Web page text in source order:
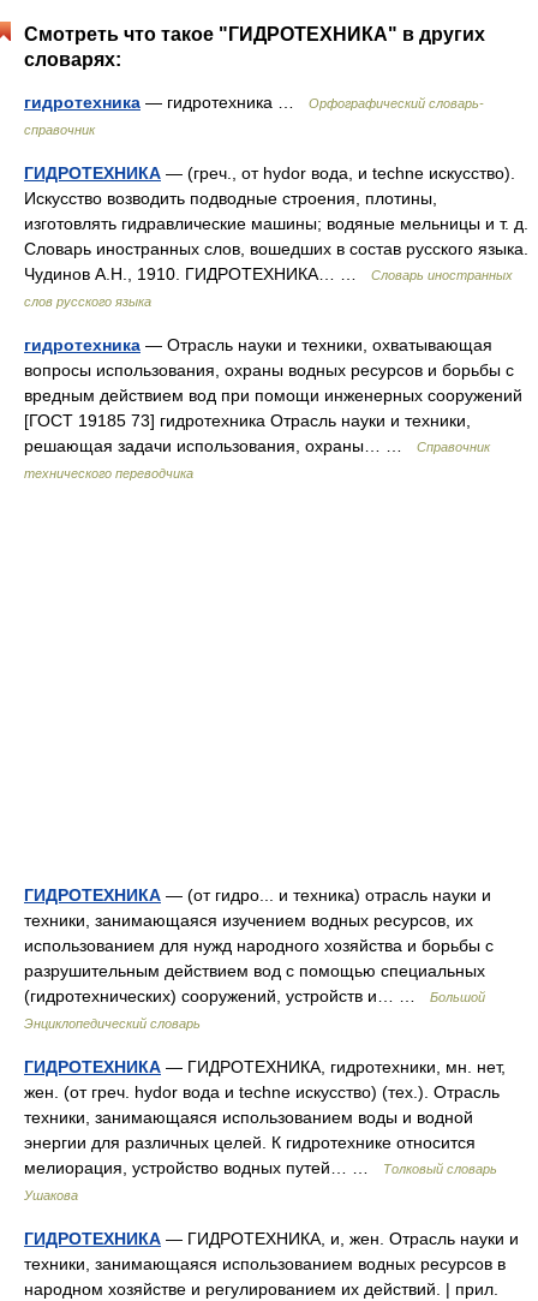
Смотреть что такое "ГИДРОТЕХНИКА" в других
словарях:
гидротехника — гидротехника …
Орфографический словарь-
справочник
ГИДРОТЕХНИКА — (греч., от hydor вода, и techne искусство).
Искусство возводить подводные строения, плотины,
изготовлять гидравлические машины; водяные мельницы и т. д.
Словарь иностранных слов, вошедших в состав русского языка.
Чудинов А.Н., 1910. ГИДРОТЕХНИКА… …
Словарь иностранных
слов русского языка
гидротехника — Отрасль науки и техники, охватывающая
вопросы использования, охраны водных ресурсов и борьбы с
вредным действием вод при помощи инженерных сооружений
[ГОСТ 19185 73] гидротехника Отрасль науки и техники,
решающая задачи использования, охраны… …
Справочник
технического переводчика
ГИДРОТЕХНИКА — (от гидро... и техника) отрасль науки и
техники, занимающаяся изучением водных ресурсов, их
использованием для нужд народного хозяйства и борьбы с
разрушительным действием вод с помощью специальных
(гидротехнических) сооружений, устройств и… …
Большой
Энциклопедический словарь
ГИДРОТЕХНИКА — ГИДРОТЕХНИКА, гидротехники, мн. нет,
жен. (от греч. hydor вода и techne искусство) (тех.). Отрасль
техники, занимающаяся использованием воды и водной
энергии для различных целей. К гидротехнике относится
мелиорация, устройство водных путей… …
Толковый словарь
Ушакова
ГИДРОТЕХНИКА — ГИДРОТЕХНИКА, и, жен. Отрасль науки и
техники, занимающаяся использованием водных ресурсов в
народном хозяйстве и регулированием их действий. | прил.